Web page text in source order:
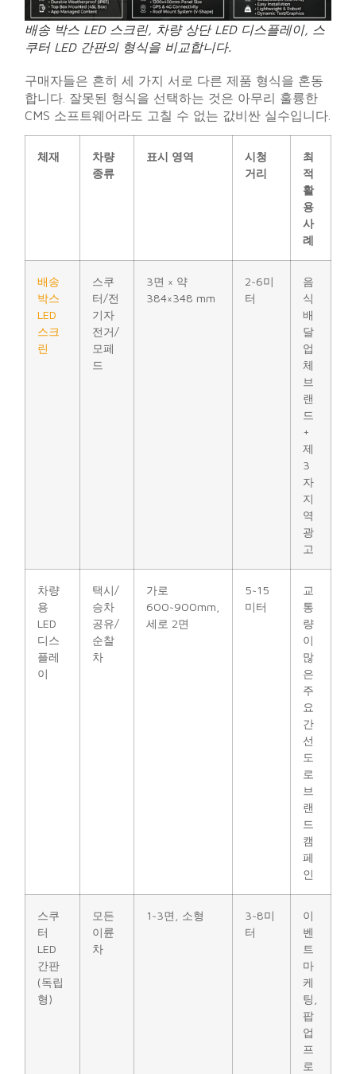
배송 박스 LED 스크린, 차량 상단 LED 디스플레이, 스
쿠터 LED 간판의 형식을 비교합니다.
구매자들은 흔히 세 가지 서로 다른 제품 형식을 혼동
합니다. 잘못된 형식을 선택하는 것은 아무리 훌륭한
CMS 소프트웨어라도 고칠 수 없는 값비싼 실수입니다.
체재
차량
종류
표시 영역
시청
거리
최
적
활
용
사
례
배송
박스
LED
스크
린
스쿠
터/전
기자
전거/
모페
드
3면 × 약
384×348 mm
2~6미
터
음
식
배
달
업
체
브
랜
드
+
제
3
자
지
역
광
고
차량
용
LED
디스
플레
이
택시/
승차
공유/
순찰
차
가로
600~900mm,
세로 2면
5~15
미터
교
통
량
이
많
은
주
요
간
선
도
로
브
랜
드
캠
페
인
스쿠
터
LED
간판
(독립
형)
모든
이륜
차
1~3면, 소형
3~8미
터
이
벤
트
마
케
팅,
팝
업
프
로